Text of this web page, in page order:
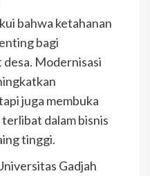
bahwa ketahanan
bagi
Modernisasi
juga membuka
dalam bisnis
tinggi.
Gadjah